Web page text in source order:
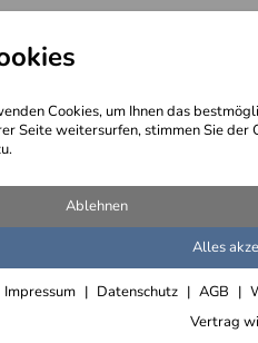
Cookies, um Ihnen das
Seite weitersurfen, stimmen Sie
Ablehnen
Alles
Impressum Datenschutz AGB
Vertrag
von Kirchen